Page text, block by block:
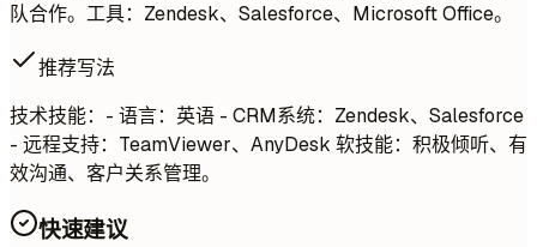
队合作。工具：Zendesk、Salesforce、Microsoft Office。
推荐写法
技术技能：- 语言：英语 - CRM系统：Zendesk、Salesforce
- 远程支持：TeamViewer、AnyDesk 软技能：积极倾听、有
效沟通、客户关系管理。
快速建议